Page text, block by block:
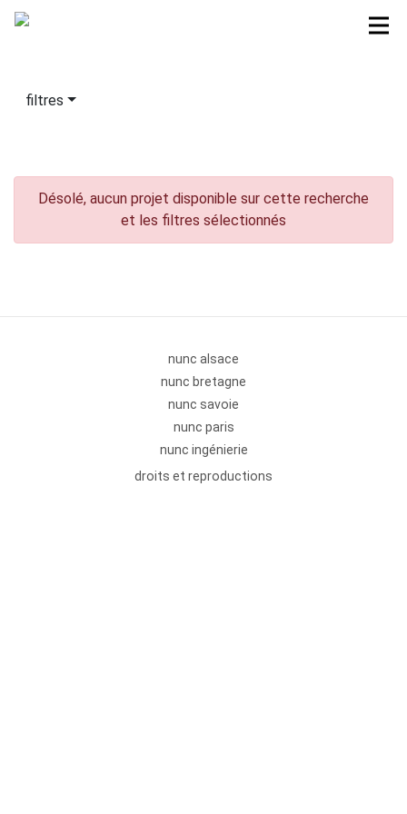
filtres
Désolé, aucun projet disponible sur cette recherche
et les filtres sélectionnés
nunc alsace
nunc bretagne
nunc savoie
nunc paris
nunc ingénierie
droits et reproductions